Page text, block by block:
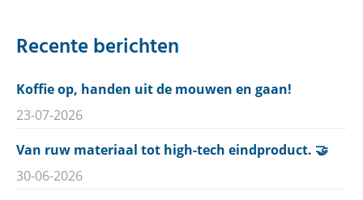
Recente berichten
Koffie op, handen uit de mouwen en gaan!
23-07-2026
Van ruw materiaal tot high-tech eindproduct. 🤝
30-06-2026